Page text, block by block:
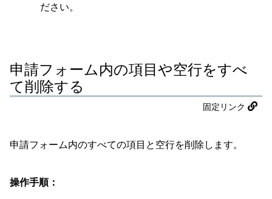
ださい。
申請フォーム内の項目や空行をすべ
て削除する
固定リンク
申請フォーム内のすべての項目と空行を削除します。
操作手順：